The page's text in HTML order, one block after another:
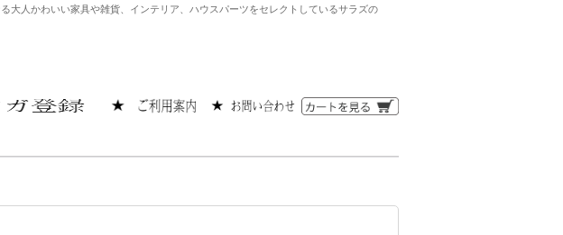
大人かわいい家具や雑貨、インテリア、ハウスパーツをセレクトしているサラズの